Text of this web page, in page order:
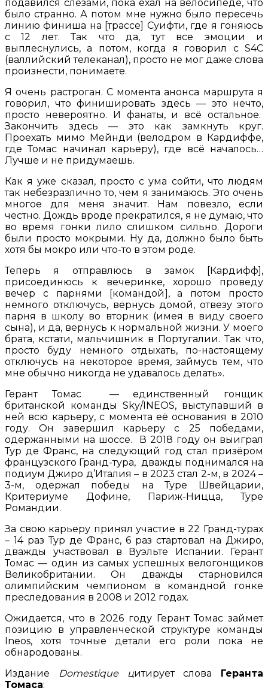
подавился слезами, пока ехал на велосипеде, что
было странно. А потом мне нужно было пересечь
линию финиша на [трассе] Суифти, где я гоняюсь
с 12 лет. Так что да, тут все эмоции и
выплеснулись, а потом, когда я говорил с S4C
(валлийский телеканал), просто не мог даже слова
произнести, понимаете.
Я очень растроган. С момента анонса маршрута я
говорил, что финишировать здесь — это нечто,
просто невероятно. И фанаты, и всё остальное.
Закончить здесь — это как замкнуть круг.
Проехать мимо Мейнди (велодром в Кардиффе,
где Томас начинал карьеру), где всё началось…
Лучше и не придумаешь.
Как я уже сказал, просто с ума сойти, что людям
так небезразлично то, чем я занимаюсь. Это очень
многое для меня значит. Нам повезло, если
честно. Дождь вроде прекратился, я не думаю, что
во время гонки лило слишком сильно. Дороги
были просто мокрыми. Ну да, должно было быть
хотя бы мокро или что-то в этом роде.
Теперь я отправлюсь в замок [Кардифф],
присоединюсь к вечеринке, хорошо проведу
вечер с парнями [командой], а потом просто
немного отключусь, вернусь домой, отвезу этого
парня в школу во вторник (имея в виду своего
сына), и да, вернусь к нормальной жизни. У моего
брата, кстати, мальчишник в Португалии. Так что,
просто буду немного отдыхать, по-настоящему
отключусь на некоторое время, займусь тем, что
мне обычно никогда не удавалось делать».
Герант Томас — единственный гонщик
британской команды Sky/INEOS, выступавший в
ней всю карьеру, с момента её основания в 2010
году. Он завершил карьеру с 25 победами,
одержанными на шоссе. В 2018 году он выиграл
Тур де Франс, на следующий год стал призёром
французского Гранд-тура, дважды поднимался на
подиум Джиро д’Италия – в 2023 стал 2-м, в 2024 –
3-м, одержал победы на Туре Швейцарии,
Критериуме Дофине, Париж-Ницца, Туре
Романдии.
За свою карьеру принял участие в 22 Гранд-турах
– 14 раз Тур де Франс, 6 раз стартовал на Джиро,
дважды участвовал в Вуэльте Испании. Герант
Томас — один из самых успешных велогонщиков
Великобритании. Он дважды старновился
олимпийским чемпионом в командной гонке
преследования в 2008 и 2012 годах.
Ожидается, что в 2026 году Герант Томас займет
позицию в управленческой структуре команды
Ineos, хотя точные детали его роли пока не
обнародованы.
Издание
Domestique цитирует слова Геранта
Томаса: